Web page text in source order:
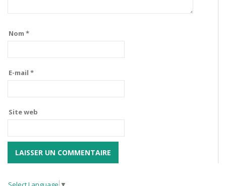
Nom *
E-mail *
Site web